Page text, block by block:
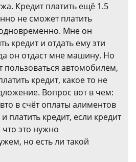
Кредит платить ещё 1.5
не сможет платить
Мне он
кредит и отдать ему эти
он отдаст мне машину. Но
пользоваться автомобилем,
кредит, какое то не
Вопрос вот в чем:
в счёт оплаты алиментов
платить кредит, если кредит
это нужно
но есть ли такой